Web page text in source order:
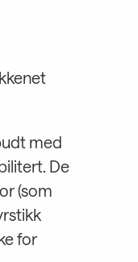
med
De
(som
for